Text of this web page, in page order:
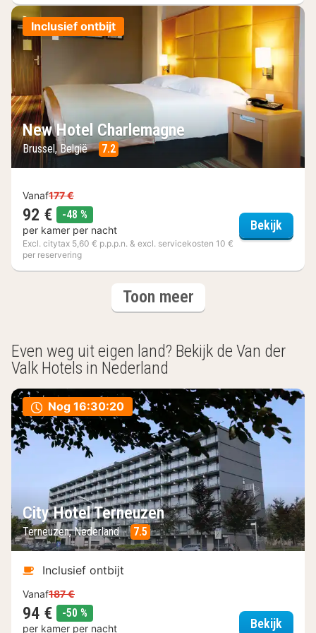
Inclusief ontbijt
New Hotel Charlemagne
Brussel, België 7.2
Vanaf177 €
92 € -48 %
per kamer per nacht
Excl. citytax 5,60 € p.p.p.n. & excl. servicekosten 10 €
per reservering
Bekijk
Toon meerhotels
Even weg uit eigen land? Bekijk de Van der
Valk Hotels in Nederland
Nog 16:30:18
City Hotel Terneuzen
Terneuzen, Nederland 7.5
Inclusief ontbijt
Vanaf187 €
94 € -50 %
per kamer per nacht Bekijk